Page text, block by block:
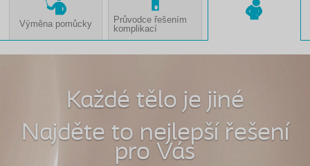
Výměna pomůcky
Průvodce řešením
komplikací
Každé tělo je jiné
Najděte to nejlepší řešení
pro Vás